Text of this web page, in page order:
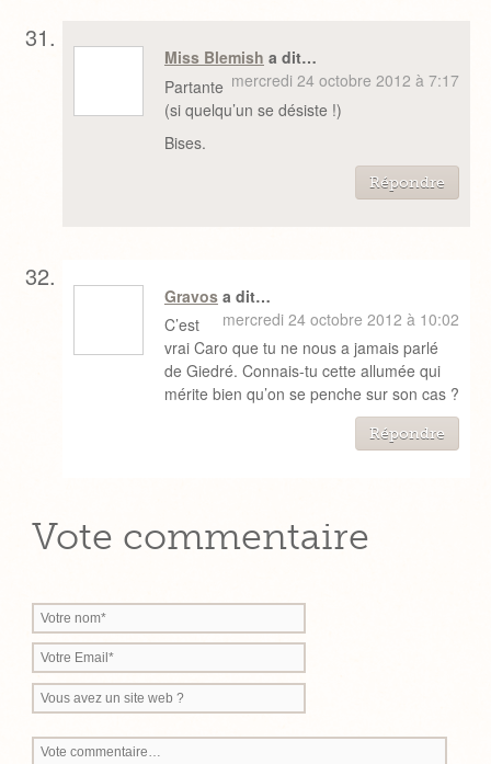
Miss Blemish a dit…
mercredi 24 octobre 2012 à 7:17
Partante
(si quelqu’un se désiste !)
Bises.
Répondre
Gravosa dit…
mercredi 24 octobre 2012 à 10:02
C’est
vrai Caro que tu ne nous a jamais parlé
de Giedré. Connais-tu cette allumée qui
mérite bien qu’on se penche sur son cas ?
Répondre
Vote commentaire